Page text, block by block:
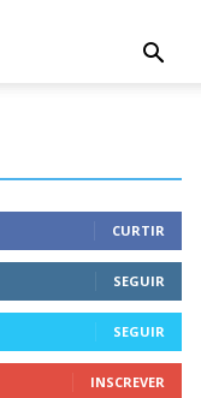
CURTIR
SEGUIR
SEGUIR
INSCREVER